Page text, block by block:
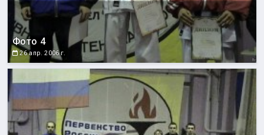
Фото 4
26 апр. 2006 г.